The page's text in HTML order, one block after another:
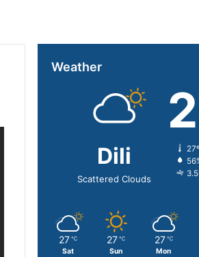
Weather
Dili
Scattered Clouds
27 ℃
Sat
27 ℃
Sun
27 ℃
Mon